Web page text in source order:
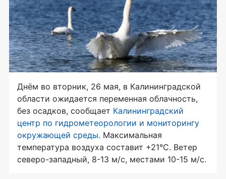
Днём во вторник, 26 мая, в Калининградской
области ожидается переменная облачность,
без осадков, сообщает Калининградский
центр по гидрометеорологии и мониторингу
окружающей среды. Максимальная
температура воздуха составит +21°С. Ветер
северо-западный, 8-13 м/с, местами 10-15 м/с.